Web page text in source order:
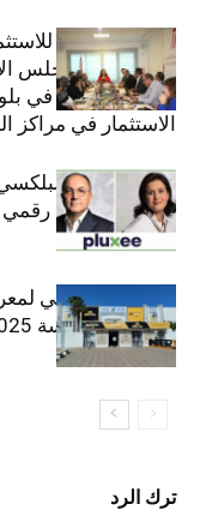
الهيئة التونسية
والعشرين للمجلس
القطاع الخاص في
الاستثمار في مراكز
قيادة مزدوجة
متسارع وتحول رقمي
الافتتاح الرسمي
“إنترتكس سوسة 2025”
ترك الرد